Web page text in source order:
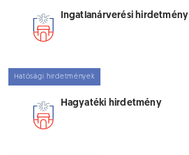
Ingatlanárverési hirdetmény
Hatósági hirdetmények
Hagyatéki hirdetmény